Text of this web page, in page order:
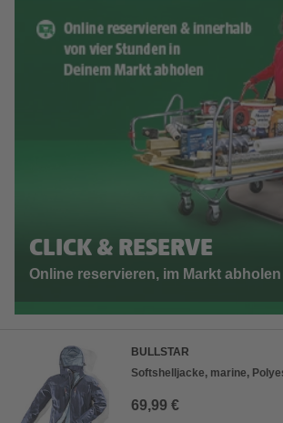
CLICK & RESERVE
Online reservieren, im Markt abholen
BULLSTAR
Softshelljacke, marine,
69,99 €